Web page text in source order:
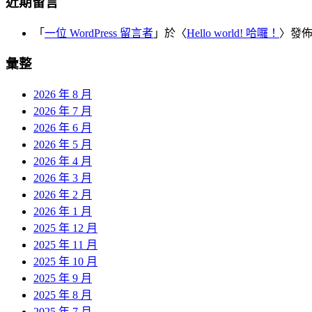
「 一位 WordPress 留言者 」於〈Hello world! 哈囉！ 〉發
彙整
2026 年 8 月
2026 年 7 月
2026 年 6 月
2026 年 5 月
2026 年 4 月
2026 年 3 月
2026 年 2 月
2026 年 1 月
2025 年 12 月
2025 年 11 月
2025 年 10 月
2025 年 9 月
2025 年 8 月